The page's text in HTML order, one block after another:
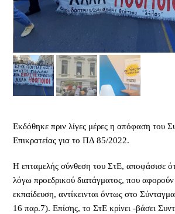
Εκδόθηκε πριν λίγες μέρες η απόφαση του
Επικρατείας για το ΠΔ 85/2022.
Η επταμελής σύνθεση του ΣτΕ, αποφάσισε
λόγω προεδρικού διατάγματος, που αφορούν
εκπαίδευση, αντίκεινται όντως στο
16 παρ.7). Επίσης, το ΣτΕ κρίνει -βάσει